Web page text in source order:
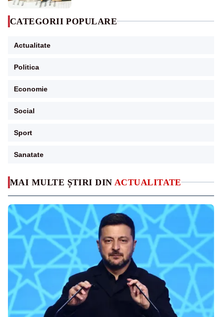
MAI MULTE ȘTIRI DIN ACTUALITATE
CATEGORII POPULARE
Actualitate
Politica
Economie
Social
Sport
Sanatate